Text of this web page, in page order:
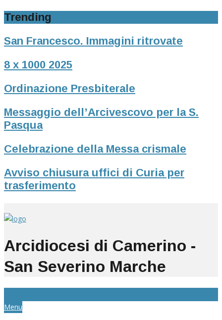
Trending
San Francesco. Immagini ritrovate
8 x 1000 2025
Ordinazione Presbiterale
Messaggio dell’Arcivescovo per la S.
Pasqua
Celebrazione della Messa crismale
Avviso chiusura uffici di Curia per
trasferimento
Arcidiocesi di Camerino -
San Severino Marche
Menu